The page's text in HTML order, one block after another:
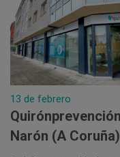
13 de febrero
Narón (A Coruña)